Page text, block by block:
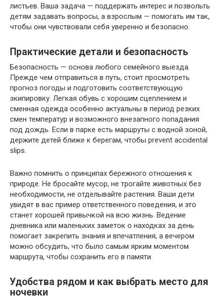
листьев. Ваша задача — поддержать интерес и позвольть
детям задавать вопросы, а взрослым — помогать им так,
чтобы они чувствовали себя уверенно и безопасно.
Практические детали и безопасность
Безопасность — основа любого семейного выезда.
Прежде чем отправиться в путь, стоит просмотреть
прогноз погоды и подготовить соответствующую
экипировку. Легкая обувь с хорошим сцеплением и
сменная одежда особенно актуальны в период резких
смен температур и возможного внезапного попадания
под дождь. Если в парке есть маршруты с водной зоной,
держите детей ближе к берегам, чтобы prevent accidental
slips.
Важно помнить о принципах бережного отношения к
природе. Не бросайте мусор, не трогайте животных без
необходимости, не отделывайте растения. Ваши дети
увидят в вас пример ответственного поведения, и это
станет хорошей привычкой на всю жизнь. Ведение
дневника или маленьких заметок о находках за день
помогает закрепить знания и впечатления, а вечером
можно обсудить, что было самым ярким моментом
маршрута, чтобы сохранить его в памяти.
Удобства рядом и как выбрать место для
ночевки